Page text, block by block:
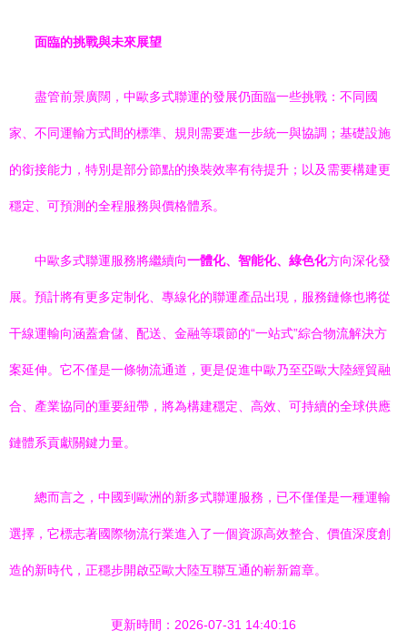
面臨的挑戰與未來展望
盡管前景廣闊，中歐多式聯運的發展仍面臨一些挑戰：不同國
家、不同運輸方式間的標準、規則需要進一步統一與協調；基礎設施
的銜接能力，特別是部分節點的換裝效率有待提升；以及需要構建更
穩定、可預測的全程服務與價格體系。
中歐多式聯運服務將繼續向一體化、智能化、綠色化方向深化發
展。預計將有更多定制化、專線化的聯運產品出現，服務鏈條也將從
干線運輸向涵蓋倉儲、配送、金融等環節的“一站式”綜合物流解決方
案延伸。它不僅是一條物流通道，更是促進中歐乃至亞歐大陸經貿融
合、產業協同的重要紐帶，將為構建穩定、高效、可持續的全球供應
鏈體系貢獻關鍵力量。
總而言之，中國到歐洲的新多式聯運服務，已不僅僅是一種運輸
選擇，它標志著國際物流行業進入了一個資源高效整合、價值深度創
造的新時代，正穩步開啟亞歐大陸互聯互通的嶄新篇章。
更新時間：2026-07-31 14:40:16